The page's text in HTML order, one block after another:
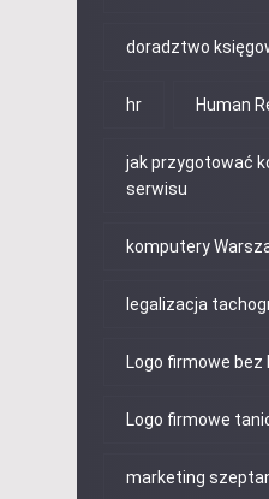
doradztwo
hr Human
jak przygotować
serwisu
komputery
legalizacja
Logo firmowe
Logo firmowe
marketing